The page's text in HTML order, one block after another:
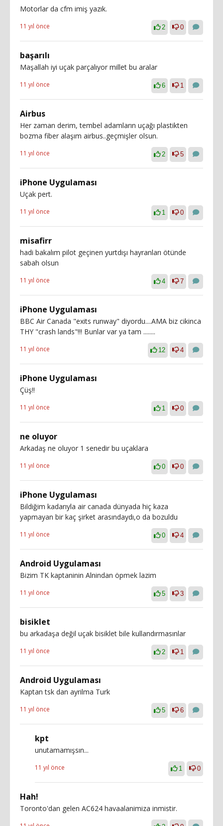
Motorlar da cfm imiş yazık.
11 yıl önce 2 0
başarılı
Maşallah iyi uçak parçalıyor millet bu aralar
11 yıl önce 6 1
Airbus
Her zaman derim, tembel adamların uçağı plastikten
bozma fiber alaşım airbus..geçmişler olsun.
11 yıl önce 2 5
iPhone Uygulaması
Uçak pert.
11 yıl önce 1 0
misafirr
hadi bakalım pilot geçinen yurtdışı hayranları ötünde
sabah olsun
11 yıl önce 4 7
iPhone Uygulaması
BBC Air Canada "exits runway" diyordu....AMA biz cikinca
THY "crash lands"!!! Bunlar var ya tam ........
11 yıl önce 12 4
iPhone Uygulaması
Çüş!!
11 yıl önce 1 0
ne oluyor
Arkadaş ne oluyor 1 senedir bu uçaklara
11 yıl önce 0 0
iPhone Uygulaması
Bildiğim kadarıyla air canada dünyada hiç kaza
yapmayan bir kaç şirket arasındaydı,o da bozuldu
11 yıl önce 0 4
Android Uygulaması
Bizim TK kaptaninin Alnindan öpmek lazim
11 yıl önce 5 3
bisiklet
bu arkadaşa değil uçak bisiklet bile kullandırmasınlar
11 yıl önce 2 1
Android Uygulaması
Kaptan tsk dan ayrilma Turk
11 yıl önce 5 6
kpt
unutamamışsın...
11 yıl önce 1 0
Hah!
Toronto'dan gelen AC624 havaalanimiza inmistir.